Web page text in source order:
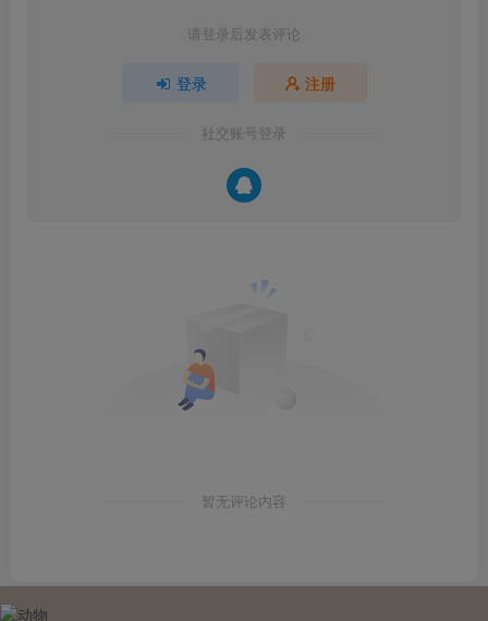
请登录后发表评论
登录 注册
社交账号登录
暂无评论内容